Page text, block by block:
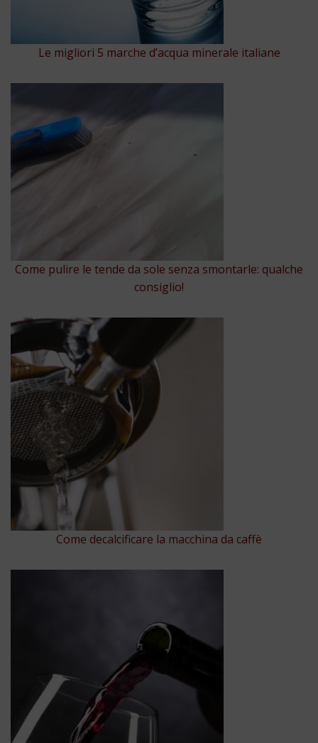
Le migliori 5 marche d’acqua minerale italiane
Come pulire le tende da sole senza smontarle: qualche
consiglio!
Come decalcificare la macchina da caffè